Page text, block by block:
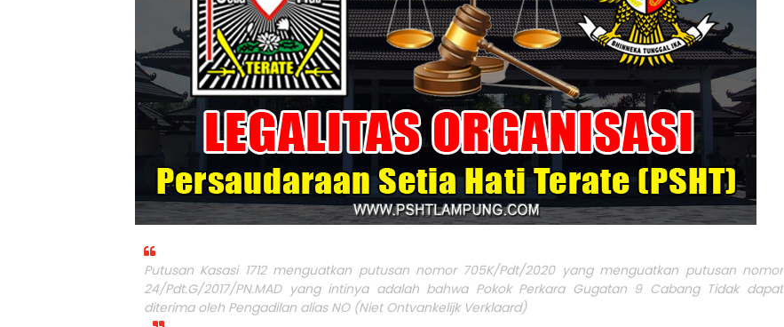
Putusan Kasasi 1712 menguatkan putusan nomor 705K/Pdt/2020 yang menguatkan putusan nomor
24/Pdt.G/2017/PN.MAD yang intinya adalah bahwa Pokok Perkara Gugatan 9 Cabang Tidak dapat
diterima oleh Pengadilan alias NO (Niet Ontvankelijk Verklaard)